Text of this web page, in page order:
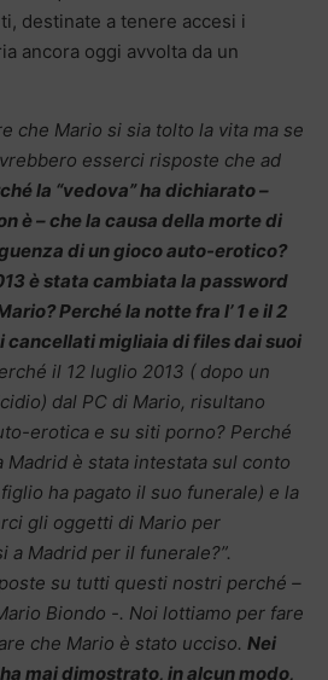
destinate a tenere accesi i
ancora oggi avvolta da un
che Mario si sia tolto la vita ma se
esserci risposte che ad
la “vedova” ha dichiarato –
è – che la causa della morte di
di un gioco auto-erotico?
è stata cambiata la password
Perché la notte fra l’ 1 e il 2
cancellati migliaia di files dai suoi
il 12 luglio 2013 ( dopo un
dal PC di Mario, risultano
erotica e su siti porno? Perché
Madrid è stata intestata sul conto
ha pagato il suo funerale) e la
gli oggetti di Mario per
a Madrid per il funerale?”.
su tutti questi nostri perché –
Biondo -. Noi lottiamo per fare
che Mario è stato ucciso. Nei
mai dimostrato, in alcun modo,